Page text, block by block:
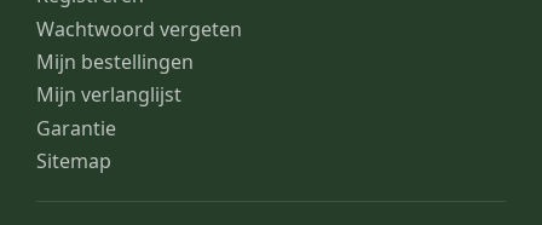
Wachtwoord vergeten
Mijn bestellingen
Mijn verlanglijst
Garantie
Sitemap